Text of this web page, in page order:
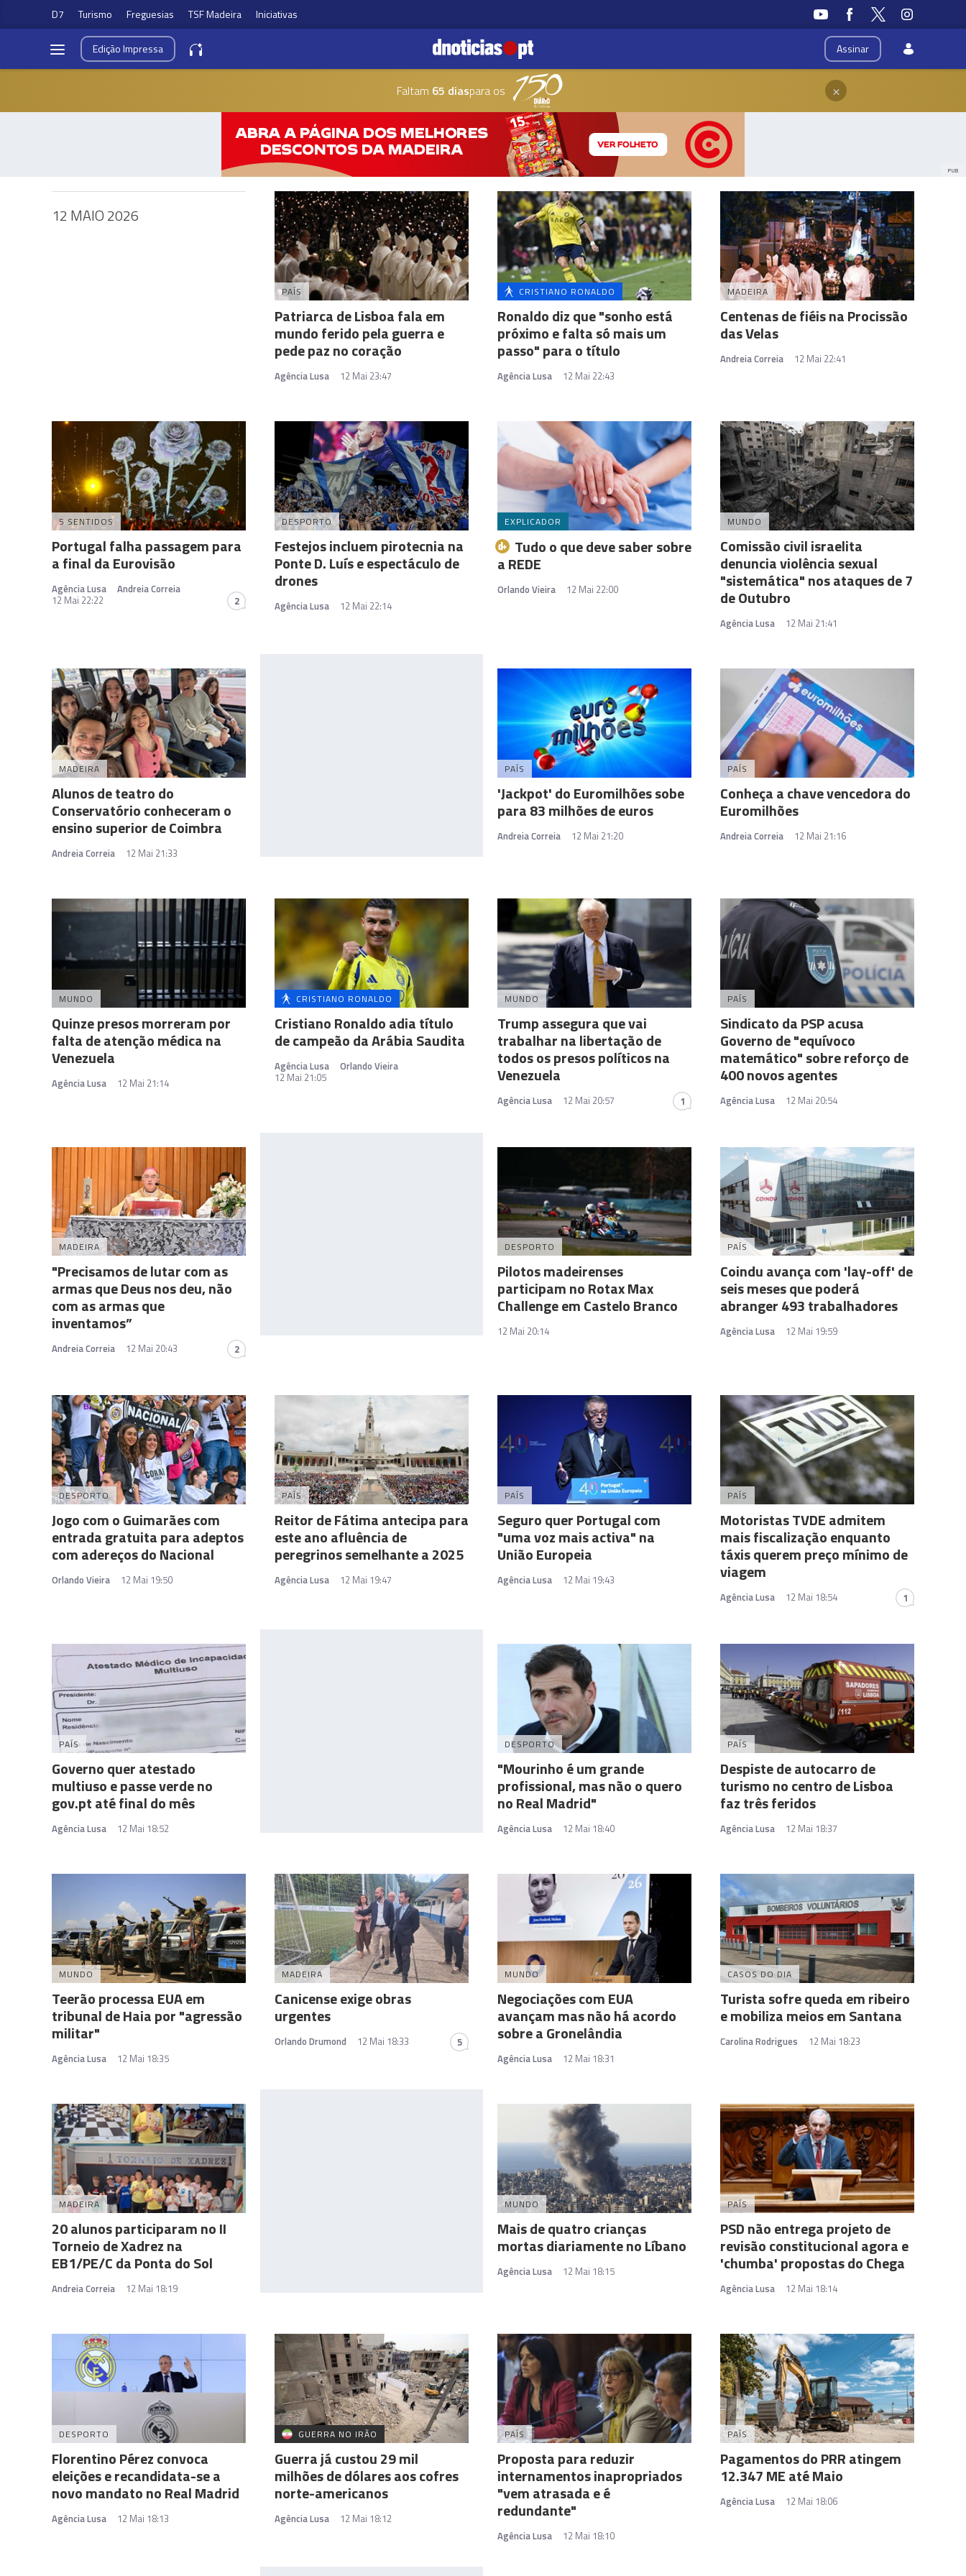
D7 Turismo Freguesias TSF Madeira Iniciativas
Assinar
EdiçãoImpressa
Faltam 65 diaspara os ×
PUB
12 MAIO 2026
PAÍS
Patriarca de Lisboa fala em
mundo ferido pela guerra e
pede paz no coração
Agência Lusa 12 Mai 23:47
CRISTIANO RONALDO
Ronaldo diz que "sonho está
próximo e falta só mais um
passo" para o título
Agência Lusa 12 Mai 22:43
MADEIRA
Centenas de fiéis na Procissão
das Velas
Andreia Correia 12 Mai 22:41
5 SENTIDOS
Portugal falha passagem para
a final da Eurovisão
Agência Lusa
Andreia Correia
12 Mai 22:22
2
DESPORTO
Festejos incluem pirotecnia na
Ponte D. Luís e espectáculo de
drones
Agência Lusa 12 Mai 22:14
EXPLICADOR
Tudo o que deve saber sobre
a REDE
Orlando Vieira 12 Mai 22:00
MUNDO
Comissão civil israelita
denuncia violência sexual
"sistemática" nos ataques de 7
de Outubro
Agência Lusa 12 Mai 21:41
MADEIRA
Alunos de teatro do
Conservatório conheceram o
ensino superior de Coimbra
Andreia Correia 12 Mai 21:33
PAÍS
'Jackpot' do Euromilhões sobe
para 83 milhões de euros
Andreia Correia 12 Mai 21:20
PAÍS
Conheça a chave vencedora do
Euromilhões
Andreia Correia 12 Mai 21:16
MUNDO
Quinze presos morreram por
falta de atenção médica na
Venezuela
Agência Lusa 12 Mai 21:14
CRISTIANO RONALDO
Cristiano Ronaldo adia título
de campeão da Arábia Saudita
Agência Lusa
Orlando Vieira
12 Mai 21:05
MUNDO
Trump assegura que vai
trabalhar na libertação de
todos os presos políticos na
Venezuela
Agência Lusa 12 Mai 20:57 1
PAÍS
Sindicato da PSP acusa
Governo de "equívoco
matemático" sobre reforço de
400 novos agentes
Agência Lusa 12 Mai 20:54
MADEIRA
"Precisamos de lutar com as
armas que Deus nos deu, não
com as armas que
inventamos”
Andreia Correia 12 Mai 20:43 2
DESPORTO
Pilotos madeirenses
participam no Rotax Max
Challenge em Castelo Branco
12 Mai 20:14
PAÍS
Coindu avança com 'lay-off' de
seis meses que poderá
abranger 493 trabalhadores
Agência Lusa 12 Mai 19:59
DESPORTO
Jogo com o Guimarães com
entrada gratuita para adeptos
com adereços do Nacional
Orlando Vieira 12 Mai 19:50
PAÍS
Reitor de Fátima antecipa para
este ano afluência de
peregrinos semelhante a 2025
Agência Lusa 12 Mai 19:47
PAÍS
Seguro quer Portugal com
"uma voz mais activa" na
União Europeia
Agência Lusa 12 Mai 19:43
PAÍS
Motoristas TVDE admitem
mais fiscalização enquanto
táxis querem preço mínimo de
viagem
Agência Lusa 12 Mai 18:54 1
PAÍS
Governo quer atestado
multiuso e passe verde no
gov.pt até final do mês
Agência Lusa 12 Mai 18:52
DESPORTO
"Mourinho é um grande
profissional, mas não o quero
no Real Madrid"
Agência Lusa 12 Mai 18:40
PAÍS
Despiste de autocarro de
turismo no centro de Lisboa
faz três feridos
Agência Lusa 12 Mai 18:37
MUNDO
Teerão processa EUA em
tribunal de Haia por "agressão
militar"
Agência Lusa 12 Mai 18:35
MADEIRA
Canicense exige obras
urgentes
Orlando Drumond 12 Mai 18:33 5
MUNDO
Negociações com EUA
avançam mas não há acordo
sobre a Gronelândia
Agência Lusa 12 Mai 18:31
CASOS DO DIA
Turista sofre queda em ribeiro
e mobiliza meios em Santana
Carolina Rodrigues 12 Mai 18:23
MADEIRA
20 alunos participaram no II
Torneio de Xadrez na
EB1/PE/C da Ponta do Sol
Andreia Correia 12 Mai 18:19
MUNDO
Mais de quatro crianças
mortas diariamente no Líbano
Agência Lusa 12 Mai 18:15
PAÍS
PSD não entrega projeto de
revisão constitucional agora e
'chumba' propostas do Chega
Agência Lusa 12 Mai 18:14
DESPORTO
Florentino Pérez convoca
eleições e recandidata-se a
novo mandato no Real Madrid
Agência Lusa 12 Mai 18:13
GUERRA NO IRÃO
Guerra já custou 29 mil
milhões de dólares aos cofres
norte-americanos
Agência Lusa 12 Mai 18:12
PAÍS
Proposta para reduzir
internamentos inapropriados
"vem atrasada e é
redundante"
Agência Lusa 12 Mai 18:10
PAÍS
Pagamentos do PRR atingem
12.347 ME até Maio
Agência Lusa 12 Mai 18:06